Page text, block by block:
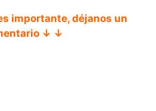
importante, déjanos un
↓ ↓